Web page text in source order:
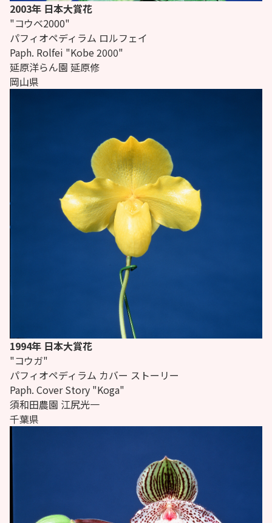
2003年 日本大賞花
"コウベ2000"
パフィオペディラム ロルフェイ
Paph. Rolfei "Kobe 2000"
延原洋らん園 延原修
岡山県
1994年 日本大賞花
"コウガ"
パフィオペディラム カバー ストーリー
Paph. Cover Story "Koga"
須和田農園 江尻光一
千葉県